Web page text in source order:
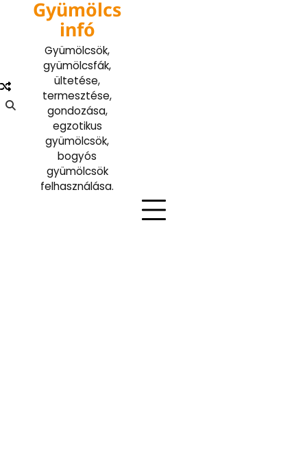
Gyümölcs
infó
Gyümölcsök,
gyümölcsfák,
ültetése,
termesztése,
gondozása,
egzotikus
gyümölcsök,
bogyós
gyümölcsök
felhasználása.